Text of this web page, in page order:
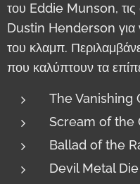
του Eddie Munson, τις
Dustin Henderson για
του κλαμπ.
που καλύπτουν τα
The Vanishing
Scream of the
Ballad of the
Devil Metal